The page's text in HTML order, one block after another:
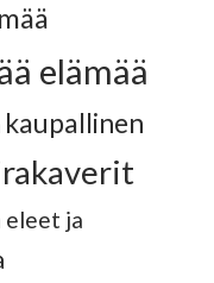
elämää
kaupallinen
eleet ja